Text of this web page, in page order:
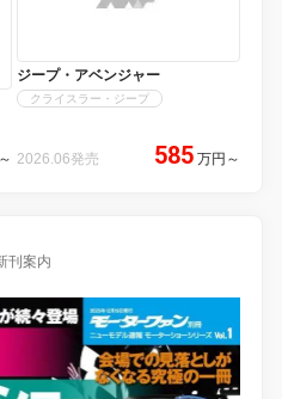
～
ジープ・アベンジャー
クライスラー・ジープ
2026.06発売 585 万円 ～
刊案内